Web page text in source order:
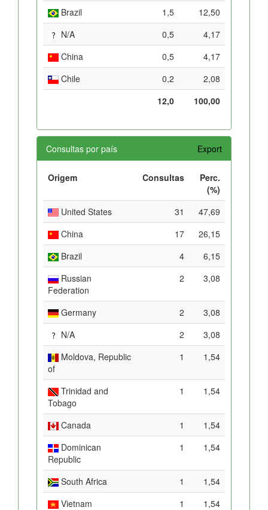
Brazil
1,5
12,50
N/A
0,5
4,17
China
0,5
4,17
Chile
0,2
2,08
12,0
100,00
Consultas por país Export
Origem Consultas
Perc.
(%)
United States
31
47,69
China
17
26,15
Brazil
4
6,15
Russian
Federation
2 3,08
Germany 2
3,08
N/A
2
3,08
Moldova, Republic
of
1 1,54
Trinidad and
Tobago
1 1,54
Canada 1
1,54
Dominican
Republic
1 1,54
South Africa 1
1,54
Vietnam
1
1,54